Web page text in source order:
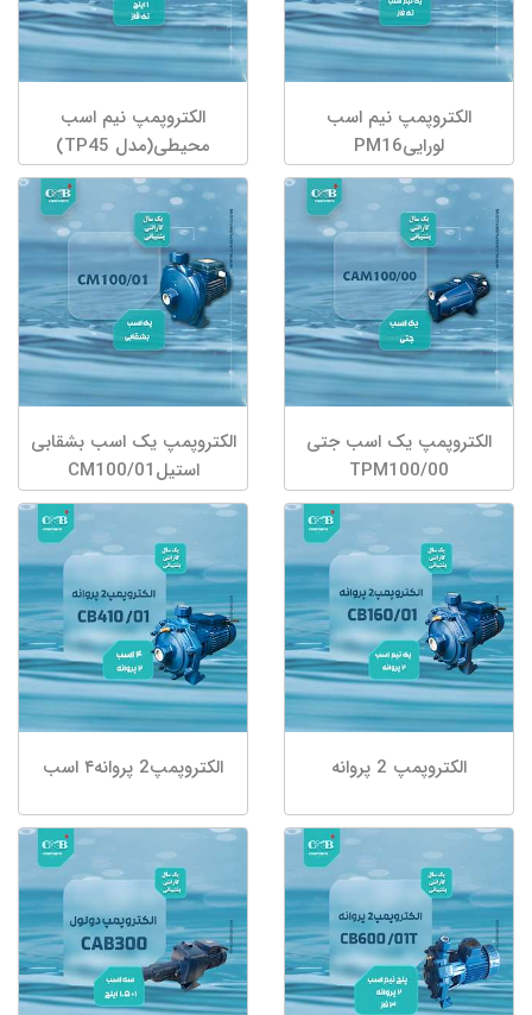
الکتروپمپ نیم اسب
لوراییPM16
الکتروپمپ نیم اسب
محیطی(مدل TP45)
الکتروپمپ یک اسب جتی
TPM100/00
الکتروپمپ یک اسب بشقابی
استیلCM100/01
الکتروپمپ 2 پروانه الکتروپمپ2 پروانه۴ اسب